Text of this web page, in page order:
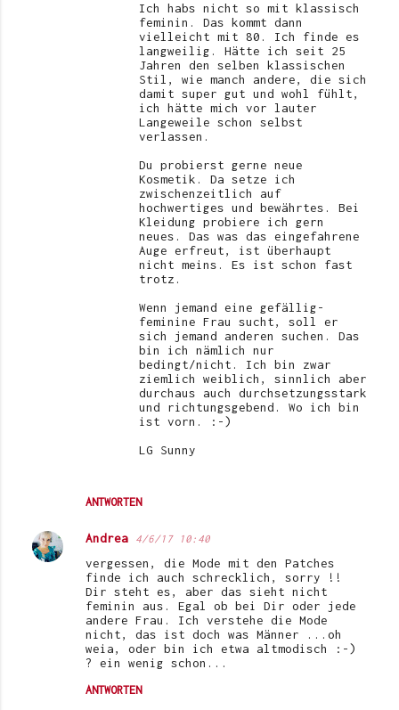
ANTWORTEN
Ich habs nicht so mit klassisch
feminin. Das kommt dann
vielleicht mit 80. Ich finde es
langweilig. Hätte ich seit 25
Jahren den selben klassischen
Stil, wie manch andere, die sich
damit super gut und wohl fühlt,
ich hätte mich vor lauter
Langeweile schon selbst
verlassen.
Du probierst gerne neue
Kosmetik. Da setze ich
zwischenzeitlich auf
hochwertiges und bewährtes. Bei
Kleidung probiere ich gern
neues. Das was das eingefahrene
Auge erfreut, ist überhaupt
nicht meins. Es ist schon fast
trotz.
Wenn jemand eine gefällig-
feminine Frau sucht, soll er
sich jemand anderen suchen. Das
bin ich nämlich nur
bedingt/nicht. Ich bin zwar
ziemlich weiblich, sinnlich aber
durchaus auch durchsetzungsstark
und richtungsgebend. Wo ich bin
ist vorn. :-)
LG Sunny
Andrea 4/6/17 10:40
vergessen, die Mode mit den Patches
finde ich auch schrecklich, sorry !!
Dir steht es, aber das sieht nicht
feminin aus. Egal ob bei Dir oder jede
andere Frau. Ich verstehe die Mode
nicht, das ist doch was Männer ...oh
weia, oder bin ich etwa altmodisch :-)
? ein wenig schon...
ANTWORTEN